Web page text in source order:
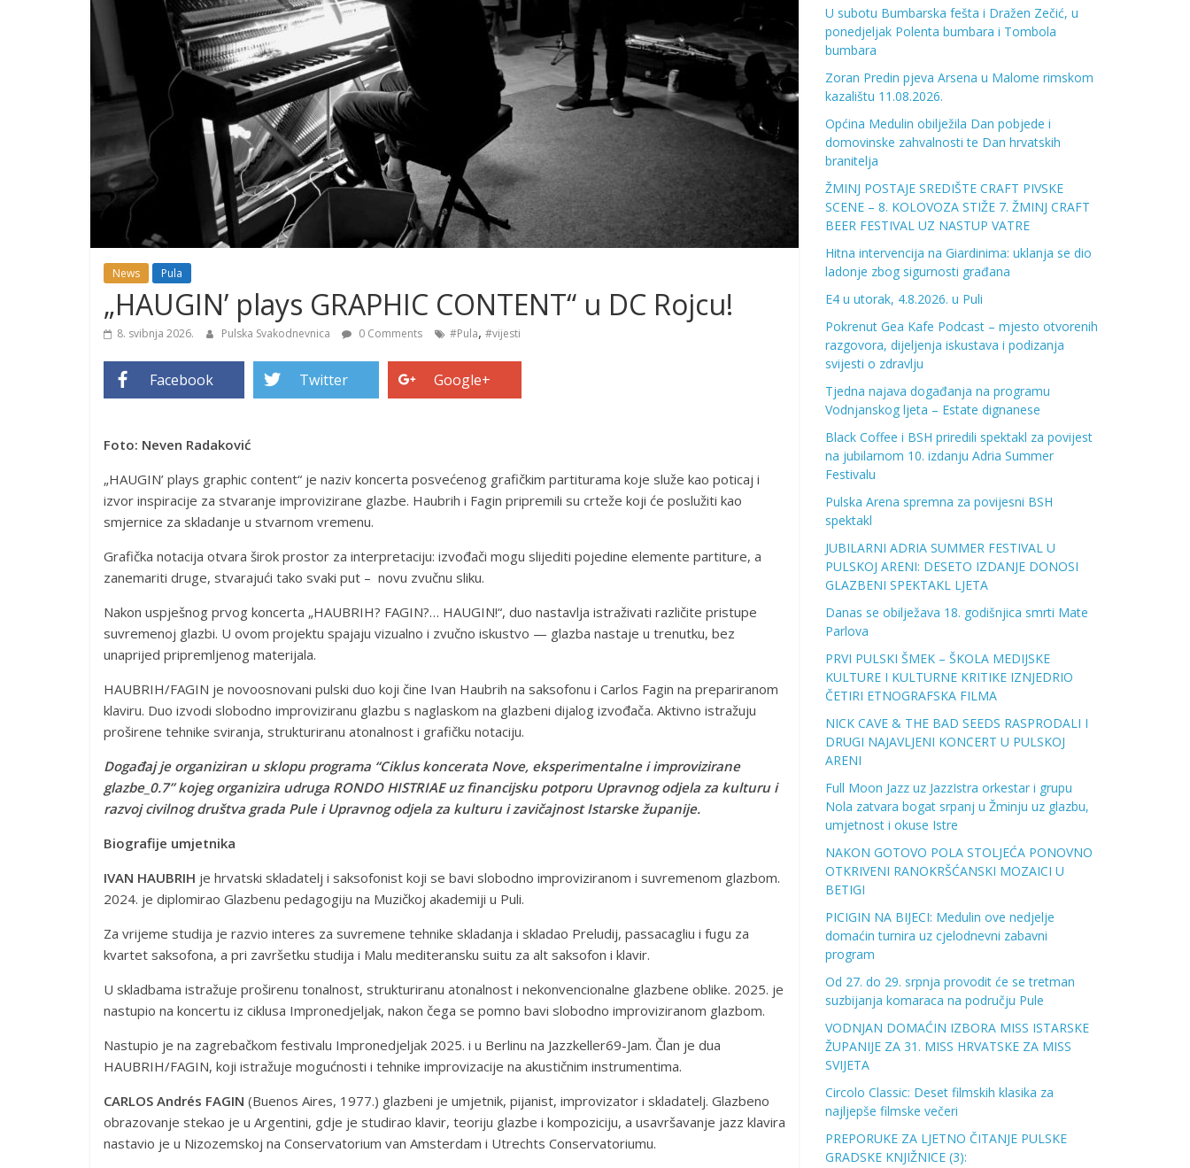
News Pula
„HAUGIN’ plays GRAPHIC CONTENT“ u DC Rojcu!
8. svibnja 2026. Pulska Svakodnevnica 0 Comments #Pula, #vijesti
Facebook Twitter Google+
Foto: Neven Radaković
„HAUGIN’ plays graphic content“ je naziv koncerta posvećenog grafičkim partiturama koje služe kao poticaj i
izvor inspiracije za stvaranje improvizirane glazbe. Haubrih i Fagin pripremili su crteže koji će poslužiti kao
smjernice za skladanje u stvarnom vremenu.
Grafička notacija otvara širok prostor za interpretaciju: izvođači mogu slijediti pojedine elemente partiture, a
zanemariti druge, stvarajući tako svaki put – novu zvučnu sliku.
Nakon uspješnog prvog koncerta „HAUBRIH? FAGIN?… HAUGIN!“, duo nastavlja istraživati različite pristupe
suvremenoj glazbi. U ovom projektu spajaju vizualno i zvučno iskustvo — glazba nastaje u trenutku, bez
unaprijed pripremljenog materijala.
HAUBRIH/FAGIN je novoosnovani pulski duo koji čine Ivan Haubrih na saksofonu i Carlos Fagin na prepariranom
klaviru. Duo izvodi slobodno improviziranu glazbu s naglaskom na glazbeni dijalog izvođača. Aktivno istražuju
proširene tehnike sviranja, strukturiranu atonalnost i grafičku notaciju.
Događaj je organiziran u sklopu programa “Ciklus koncerata Nove, eksperimentalne i improvizirane
glazbe_0.7” kojeg organizira udruga RONDO HISTRIAE uz financijsku potporu Upravnog odjela za kulturu i
razvoj civilnog društva grada Pule i Upravnog odjela za kulturu i zavičajnost Istarske županije.
Biografije umjetnika
IVAN HAUBRIH je hrvatski skladatelj i saksofonist koji se bavi slobodno improviziranom i suvremenom glazbom.
2024. je diplomirao Glazbenu pedagogiju na Muzičkoj akademiji u Puli.
Za vrijeme studija je razvio interes za suvremene tehnike skladanja i skladao Preludij, passacagliu i fugu za
kvartet saksofona, a pri završetku studija i Malu mediteransku suitu za alt saksofon i klavir.
U skladbama istražuje proširenu tonalnost, strukturiranu atonalnost i nekonvencionalne glazbene oblike. 2025. je
nastupio na koncertu iz ciklusa Impronedjeljak, nakon čega se pomno bavi slobodno improviziranom glazbom.
Nastupio je na zagrebačkom festivalu Impronedjeljak 2025. i u Berlinu na Jazzkeller69-Jam. Član je dua
HAUBRIH/FAGIN, koji istražuje mogućnosti i tehnike improvizacije na akustičnim instrumentima.
CARLOS Andrés FAGIN (Buenos Aires, 1977.) glazbeni je umjetnik, pijanist, improvizator i skladatelj. Glazbeno
obrazovanje stekao je u Argentini, gdje je studirao klavir, teoriju glazbe i kompoziciju, a usavršavanje jazz klavira
nastavio je u Nizozemskoj na Conservatorium van Amsterdam i Utrechts Conservatoriumu.
U subotu Bumbarska fešta i Dražen Zečić, u
ponedjeljak Polenta bumbara i Tombola
bumbara
Zoran Predin pjeva Arsena u Malome rimskom
kazalištu 11.08.2026.
Općina Medulin obilježila Dan pobjede i
domovinske zahvalnosti te Dan hrvatskih
branitelja
ŽMINJ POSTAJE SREDIŠTE CRAFT PIVSKE
SCENE – 8. KOLOVOZA STIŽE 7. ŽMINJ CRAFT
BEER FESTIVAL UZ NASTUP VATRE
Hitna intervencija na Giardinima: uklanja se dio
ladonje zbog sigurnosti građana
E4 u utorak, 4.8.2026. u Puli
Pokrenut Gea Kafe Podcast – mjesto otvorenih
razgovora, dijeljenja iskustava i podizanja
svijesti o zdravlju
Tjedna najava događanja na programu
Vodnjanskog ljeta – Estate dignanese
Black Coffee i BSH priredili spektakl za povijest
na jubilarnom 10. izdanju Adria Summer
Festivalu
Pulska Arena spremna za povijesni BSH
spektakl
JUBILARNI ADRIA SUMMER FESTIVAL U
PULSKOJ ARENI: DESETO IZDANJE DONOSI
GLAZBENI SPEKTAKL LJETA
Danas se obilježava 18. godišnjica smrti Mate
Parlova
PRVI PULSKI ŠMEK – ŠKOLA MEDIJSKE
KULTURE I KULTURNE KRITIKE IZNJEDRIO
ČETIRI ETNOGRAFSKA FILMA
NICK CAVE & THE BAD SEEDS RASPRODALI I
DRUGI NAJAVLJENI KONCERT U PULSKOJ
ARENI
Full Moon Jazz uz JazzIstra orkestar i grupu
Nola zatvara bogat srpanj u Žminju uz glazbu,
umjetnost i okuse Istre
NAKON GOTOVO POLA STOLJEĆA PONOVNO
OTKRIVENI RANOKRŠĆANSKI MOZAICI U
BETIGI
PICIGIN NA BIJECI: Medulin ove nedjelje
domaćin turnira uz cjelodnevni zabavni
program
Od 27. do 29. srpnja provodit će se tretman
suzbijanja komaraca na području Pule
VODNJAN DOMAĆIN IZBORA MISS ISTARSKE
ŽUPANIJE ZA 31. MISS HRVATSKE ZA MISS
SVIJETA
Circolo Classic: Deset filmskih klasika za
najljepše filmske večeri
PREPORUKE ZA LJETNO ČITANJE PULSKE
GRADSKE KNJIŽNICE (3):